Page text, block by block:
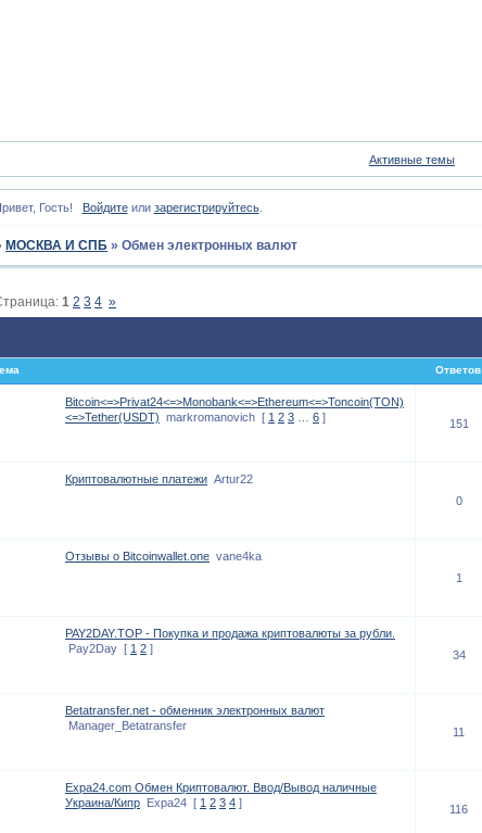
Активные темы
Гость! Войдитеили зарегистрируйтесь.
МОСКВА И СПБ »Обмен электронных валют
1 2 3 4 »
Ответов
Bitcoin<=>Privat24<=>Monobank<=>Ethereum<=>Toncoin(TON)
<=>Tether(USDT) markromanovich [ 1 2 3 6 ] 151
Криптовалютные платежи Artur22
0
Отзывы о Bitcoinwallet.one vane4ka
1
PAY2DAY.TOP - Покупка и продажа криптовалюты за рубли.
Pay2Day [ 1 2 ] 34
Betatransfer.net - обменник электронных валют
Manager_Betatransfer
11
Expa24.com Обмен Криптовалют. Ввод/Вывод наличные
Украина/Кипр Expa24 [ 1 2 3 4 ] 116